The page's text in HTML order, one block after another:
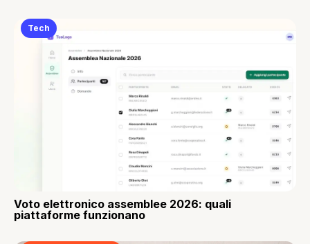
Tech
Voto elettronico assemblee 2026: quali
piattaforme funzionano